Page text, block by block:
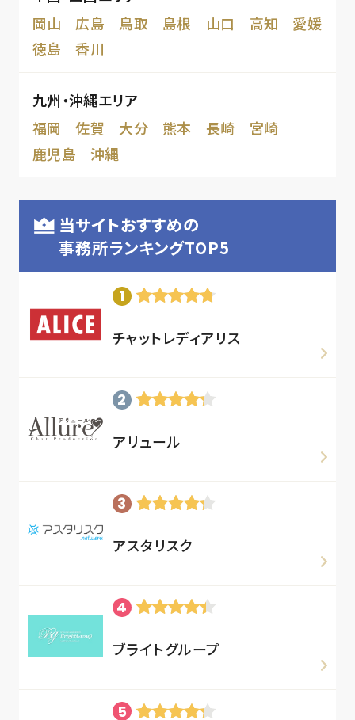
岡山
広島 鳥取 島根 山口 高知
愛媛
徳島
香川
九州・沖縄エリア
福岡
佐賀 大分 熊本 長崎
宮崎
鹿児島
沖縄
当サイトおすすめの
事務所ランキングTOP5
チャットレディアリス
アリュール
アスタリスク
ブライトグループ